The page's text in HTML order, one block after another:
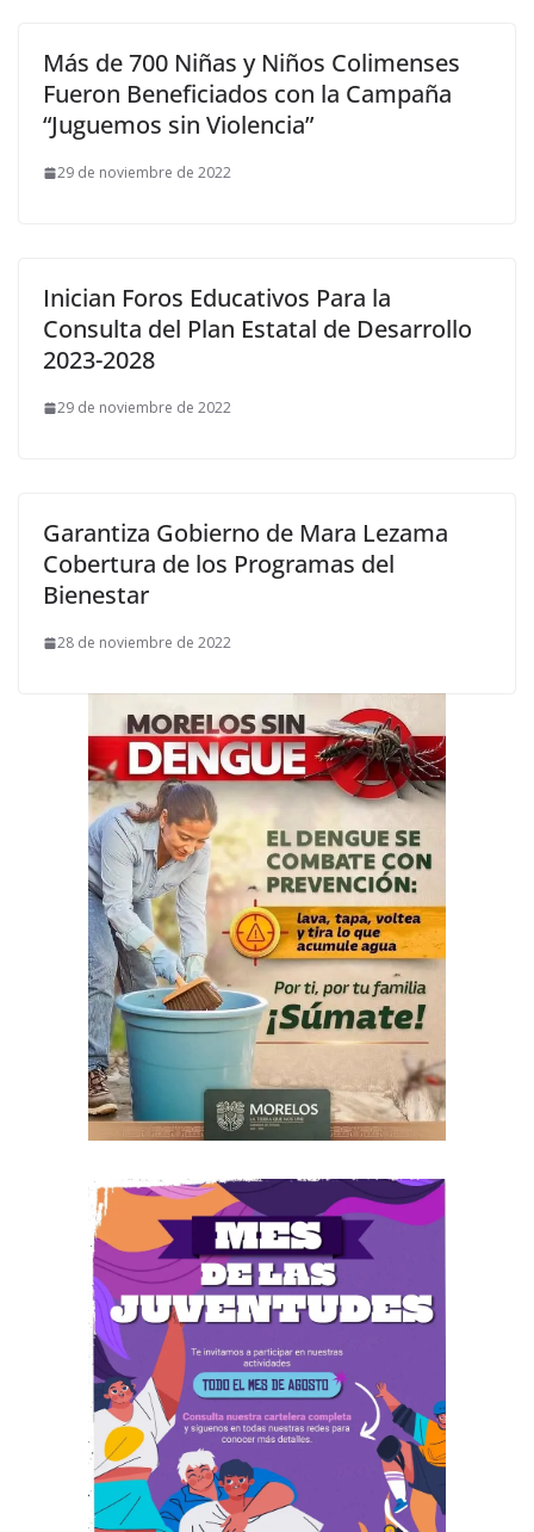
Más de 700 Niñas y Niños Colimenses
Fueron Beneficiados con la Campaña
“Juguemos sin Violencia”
29 de noviembre de 2022
Inician Foros Educativos Para la
Consulta del Plan Estatal de Desarrollo
2023-2028
29 de noviembre de 2022
Garantiza Gobierno de Mara Lezama
Cobertura de los Programas del
Bienestar
28 de noviembre de 2022